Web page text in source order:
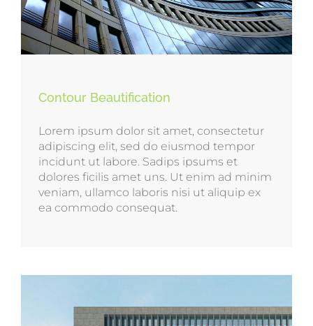
Contour Beautification
Lorem ipsum dolor sit amet, consectetur
adipiscing elit, sed do eiusmod tempor
incidunt ut labore. Sadips ipsums et
dolores ficilis amet uns. Ut enim ad minim
veniam, ullamco laboris nisi ut aliquip ex
ea commodo consequat.